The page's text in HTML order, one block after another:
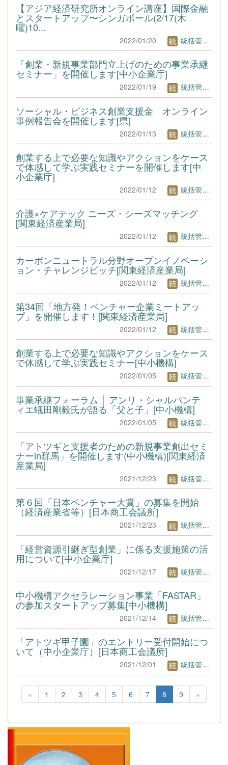
【アジア経済研究所オンライン講座】国際金融
とスタートアップ〜シンガポール(2/17(木
曜)10...
2022/01/20 統括管理者1
「創業・新規事業部門立上げのための事業承継
セミナー」を開催します[中小企業庁]
2022/01/19 統括管理者1
ソーシャル・ビジネス創業支援金 オンライン
事例報告会を開催します[県]
2022/01/13 統括管理者1
創業する上で必要な知識やアクションをケース
で体感して学ぶ実践セミナーを開催します[中
小企業庁]
2022/01/12 統括管理者1
介護×ケアテック ニーズ・シーズマッチング
[関東経済産業局]
2022/01/12 統括管理者1
カーボンニュートラル分野オープンイノベーシ
ョン・チャレンジピッチ[関東経済産業局]
2022/01/12 統括管理者1
第34回「地方発！ベンチャー企業ミートアッ
プ」を開催します！[関東経済産業局]
2022/01/12 統括管理者1
創業する上で必要な知識やアクションをケース
で体感して学ぶ実践セミナー[中小機構]
2022/01/05 統括管理者1
事業承継フォーラム │ アンリ・シャルパンテ
ィエ蟻田剛毅氏が語る「父と子」[中小機構]
2022/01/05 統括管理者1
「アトツギと支援者のための新規事業創出セミ
ナーin群馬」を開催します(中小機構)[関東経済
産業局]
2021/12/23 統括管理者1
第６回「日本ベンチャー大賞」の募集を開始
（経済産業省等）[日本商工会議所]
2021/12/23 統括管理者1
「経営資源引継ぎ型創業」に係る支援施策の活
用について[中小企業庁]
2021/12/17 統括管理者1
中小機構アクセラレーション事業「FASTAR」
の参加スタートアップ募集[中小機構]
2021/12/14 統括管理者1
「アトツギ甲子園」のエントリー受付開始につ
いて（中小企業庁）[日本商工会議所]
2021/12/01 統括管理者1
« 1 2 3 4 5 6 7 8 9 »